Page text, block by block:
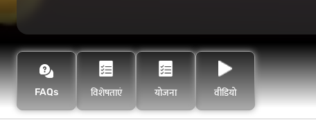
FAQs विशेषताएं योजना वीडियो